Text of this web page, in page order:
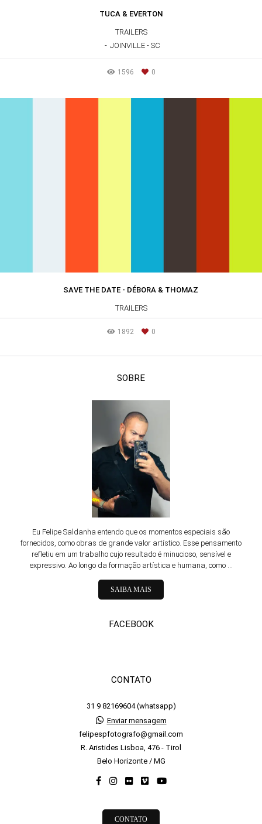
TUCA & EVERTON
TRAILERS
JOINVILLE - SC
1596 0
SAVE THE DATE - DÉBORA & THOMAZ
TRAILERS
1892 0
SOBRE
Eu Felipe Saldanha entendo que os momentos especiais são
fornecidos, como obras de grande valor artístico. Esse pensamento
refletiu em um trabalho cujo resultado é minucioso, sensível e
expressivo. Ao longo da formação artística e humana, como ...
SAIBA MAIS
FACEBOOK
CONTATO
31 9 82169604 (whatsapp)
Enviar mensagem
felipespfotografo@gmail.com
R. Aristides Lisboa, 476 - Tirol
Belo Horizonte / MG
CONTATO